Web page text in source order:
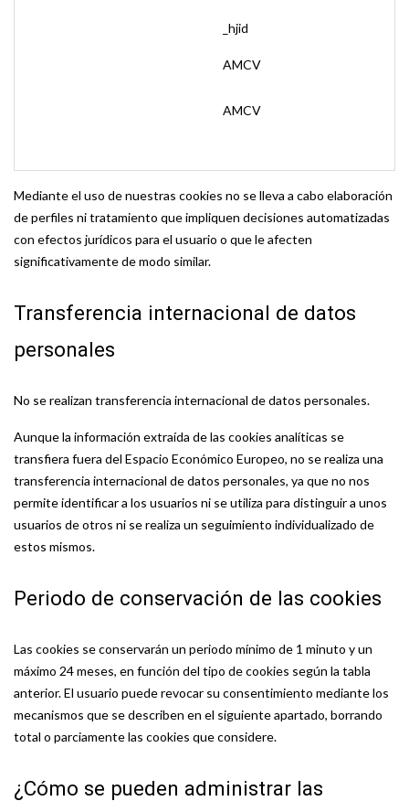
_hjid
AMCV
AMCV
Mediante el uso de nuestras cookies no se lleva a cabo elaboración
de perfiles ni tratamiento que impliquen decisiones automatizadas
con efectos jurídicos para el usuario o que le afecten
significativamente de modo similar.
Transferencia internacional de datos
personales
No se realizan transferencia internacional de datos personales.
Aunque la información extraída de las cookies analíticas se
transfiera fuera del Espacio Económico Europeo, no se realiza una
transferencia internacional de datos personales, ya que no nos
permite identificar a los usuarios ni se utiliza para distinguir a unos
usuarios de otros ni se realiza un seguimiento individualizado de
estos mismos.
Periodo de conservación de las cookies
Las cookies se conservarán un periodo mínimo de 1 minuto y un
máximo 24 meses, en función del tipo de cookies según la tabla
anterior. El usuario puede revocar su consentimiento mediante los
mecanismos que se describen en el siguiente apartado, borrando
total o parciamente las cookies que considere.
¿Cómo se pueden administrar las